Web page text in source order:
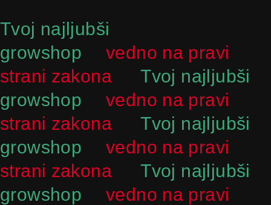
to
content
Tvoj najljubši
growshop
vedno na pravi
strani zakona
Tvoj najljubši
growshop
vedno na pravi
strani zakona
Tvoj najljubši
growshop
vedno na pravi
strani zakona
Tvoj najljubši
growshop
vedno na pravi